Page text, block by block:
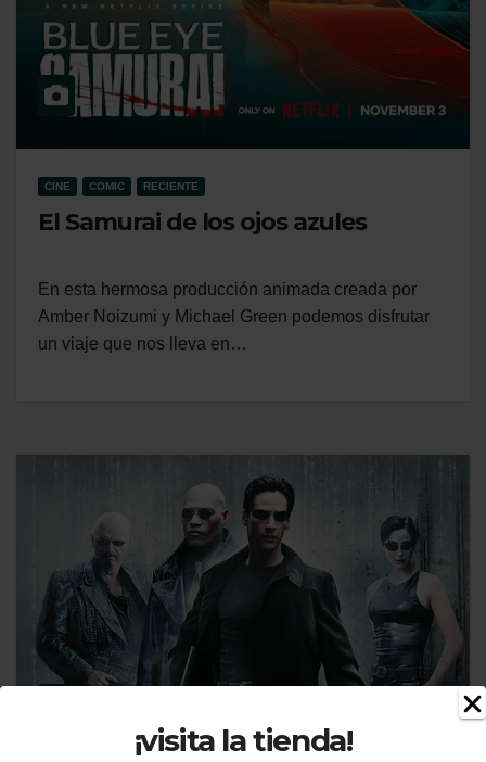
¡visita la tienda!
CINE COMIC RECIENTE
El Samurai de los ojos azules
En esta hermosa producción animada creada por
Amber Noizumi y Michael Green podemos disfrutar
un viaje que nos lleva en…